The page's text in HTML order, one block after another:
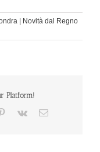
| Novità dal Regno
Platform!
Pinterest
Vk Email